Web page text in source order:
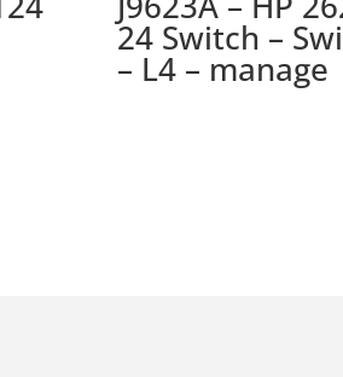
24 Switch –
– L4 – manage